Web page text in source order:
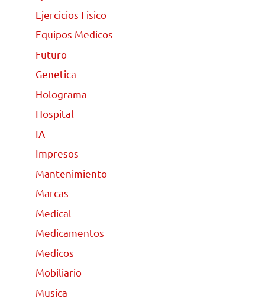
Ejercicios Fisico
Equipos Medicos
Futuro
Genetica
Holograma
Hospital
IA
Impresos
Mantenimiento
Marcas
Medical
Medicamentos
Medicos
Mobiliario
Musica